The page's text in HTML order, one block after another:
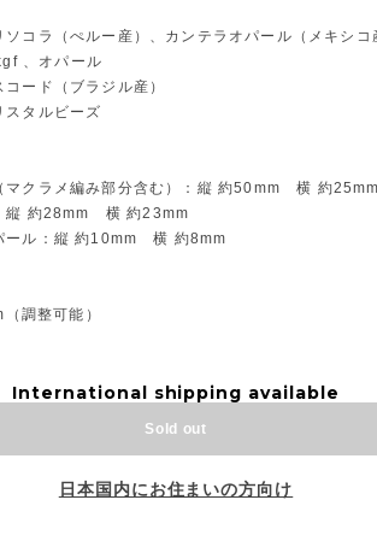
ソコラ（ぺルー産）、カンテラオパール（メキシコ
、オパール
ード（ブラジル産）
スタルビーズ
マクラメ編み部分含む）：縦 約50mm 横 約25mm
縦 約28mm 横 約23mm
ール：縦 約10mm 横 約8mm
調整可能）
International shipping available
Sold out
日本国内にお住まいの方向け